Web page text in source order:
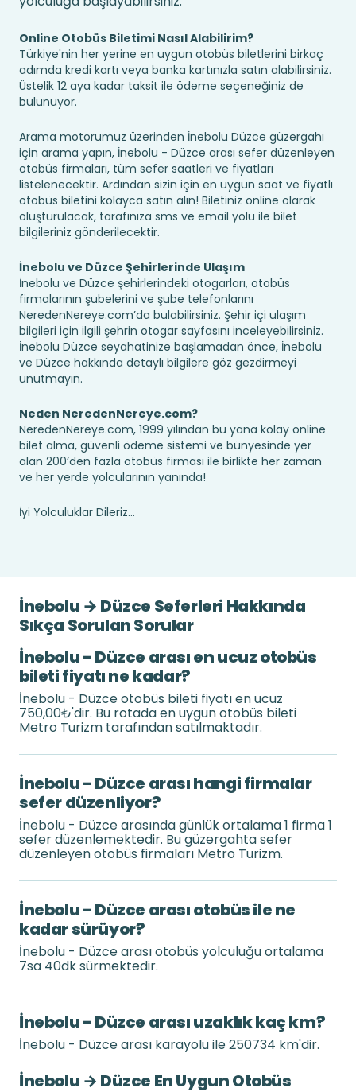
Online Otobüs Biletimi Nasıl Alabilirim?
Türkiye'nin her yerine en uygun otobüs biletlerini birkaç
adımda kredi kartı veya banka kartınızla satın alabilirsiniz.
Üstelik 12 aya kadar taksit ile ödeme seçeneğiniz de
bulunuyor.
Arama motorumuz üzerinden İnebolu Düzce güzergahı
için arama yapın, İnebolu - Düzce arası sefer düzenleyen
otobüs firmaları, tüm sefer saatleri ve fiyatları
listelenecektir. Ardından sizin için en uygun saat ve fiyatlı
otobüs biletini kolayca satın alın! Biletiniz online olarak
oluşturulacak, tarafınıza sms ve email yolu ile bilet
bilgileriniz gönderilecektir.
İnebolu ve Düzce Şehirlerinde Ulaşım
İnebolu ve Düzce şehirlerindeki otogarları, otobüs
firmalarının şubelerini ve şube telefonlarını
NeredenNereye.com’da bulabilirsiniz. Şehir içi ulaşım
bilgileri için ilgili şehrin otogar sayfasını inceleyebilirsiniz.
İnebolu Düzce seyahatinize başlamadan önce, İnebolu
ve Düzce hakkında detaylı bilgilere göz gezdirmeyi
unutmayın.
Neden NeredenNereye.com?
NeredenNereye.com, 1999 yılından bu yana kolay online
bilet alma, güvenli ödeme sistemi ve bünyesinde yer
alan 200’den fazla otobüs firması ile birlikte her zaman
ve her yerde yolcularının yanında!
İyi Yolculuklar Dileriz...
İnebolu → Düzce Seferleri Hakkında
Sıkça Sorulan Sorular
İnebolu - Düzce arası en ucuz otobüs
bileti fiyatı ne kadar?
İnebolu - Düzce otobüs bileti fiyatı en ucuz
750,00₺'dir. Bu rotada en uygun otobüs bileti
Metro Turizm tarafından satılmaktadır.
İnebolu - Düzce arası hangi firmalar
sefer düzenliyor?
İnebolu - Düzce arasında günlük ortalama 1 firma 1
sefer düzenlemektedir. Bu güzergahta sefer
düzenleyen otobüs firmaları Metro Turizm.
İnebolu - Düzce arası otobüs ile ne
kadar sürüyor?
İnebolu - Düzce arası otobüs yolculuğu ortalama
7sa 40dk sürmektedir.
İnebolu - Düzce arası uzaklık kaç km?
İnebolu - Düzce arası karayolu ile 250734 km'dir.
İnebolu → Düzce En Uygun Otobüs